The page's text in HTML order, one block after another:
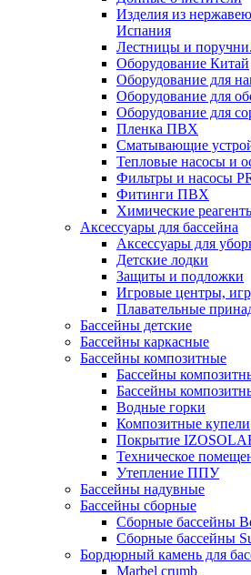
Изделия из
Испания
Лестницы и
Оборудование Китай
Оборудование для
Оборудование для
Оборудование для
Пленка ПВХ
Сматывающие
Тепловые насосы и
Фильтры и насосы
Фитинги ПВХ
Химические
Аксессуары для бассейна
Аксессуары для
Детские лодки
Защиты и подложки
Игровые центры,
Плавательные
Бассейны детские
Бассейны каркасные
Бассейны композитные
Бассейны
Бассейны
Водные горки
Композитные купели
Покрытие
Техническое
Утепление ППУ
Бассейны надувные
Бассейны сборные
Сборные бассейны
Сборные бассейны
Бордюрный камень для
Marbel crumb